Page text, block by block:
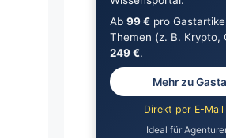
Ab 99 €pro
Themen (z. B. Krypto,
249 €.
Mehr zu
Direkt per E-
Ideal für